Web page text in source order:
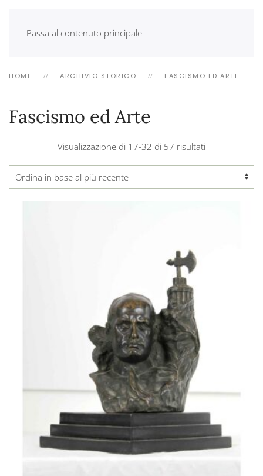
Passa al contenuto principale
HOME ARCHIVIO STORICO FASCISMO ED ARTE
Fascismo ed Arte
Visualizzazione di 17-32 di 57 risultatiOrdina
al